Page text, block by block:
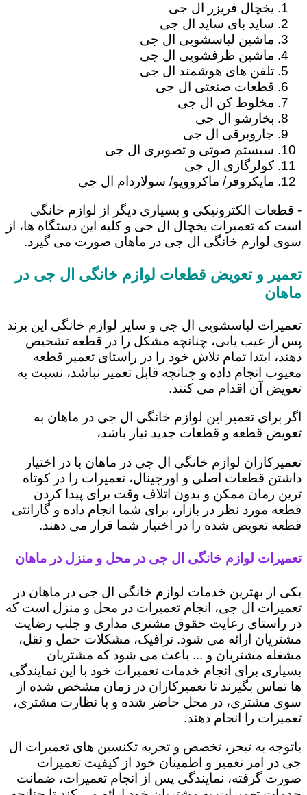
یخچال فریزر ال جی
ساید بای ساید ال جی
ماشین لباسشویی ال جی
ماشین ظرفشویی ال جی
تلفن های هوشمند ال جی
قطعات صنعتی ال جی
مخلوط کن ال جی
بخارشو ال جی
جاروبرقی ال جی
سیستم صوتی و تصویری ال جی
کولرگازی ال جی
مایکروفر/ ماکروویو/ سولاردام ال جی
- قطعات الکترونیکی و بسیاری دیگر از لوازم خانگی
است که تعمیرات یخچال ال جی و کلیه این دستگاه ها، از
سوی لوازم خانگی ال جی در ماهان صورت می گیرد.
تعمیر و تعویض قطعات لوازم خانگی ال جی در
ماهان
تعمیرات لباسشویی ال جی و سایر لوازم خانگی این برند
پس از عیب یابی، چنانچه مشکل را در قطعه تشخیص
دهند، ابتدا تمام تلاش خود را در راستای تعمیر قطعه
معیوب انجام داده و چنانچه قابل تعمیر نباشد، نسبت به
تعویض آن اقدام می کنند.
اگر برای تعمیر این لوازم خانگی ال جی در ماهان به
تعویض قطعه و قطعات جدید نیاز باشد،
تعمیرکاران لوازم خانگی ال جی در ماهان با در اختیار
داشتن قطعات اصلی و اورجینال، تعمیرات را در کوتاه
ترین زمان ممکن و بدون اتلاف وقت برای پیدا کردن
قطعه مورد نظر در بازار، برای شما انجام داده و گارانتی
قطعه تعویض شده را در اختیار شما قرار می دهند.
تعمیرات لوازم خانگی ال جی در محل و منزل در ماهان
یکی از بهترین خدمات لوازم خانگی ال جی در ماهان در
تعمیرات ال جی، انجام تعمیرات در محل و منزل است که
در راستای رعایت حقوق مشتری مداری و جلب رضایت
مشتریان ارائه می شود. ترافیک، مشکلات حمل و نقل،
مشغله مشتریان و ... باعث می شود که مشتریان
بسیاری برای انجام خدمات تعمیرات خود با این نمایندگی
ها تماس بگیرند تا تعمیرکاران در زمان مشخص شده از
سوی مشتری، در محل حاضر شده و با نظارت مشتری،
تعمیرات را انجام دهند.
باتوجه به تبحر، تخصص و تجربه تکنسین های تعمیرات ال
جی در امر تعمیر و اطمینان خود از کیفیت تعمیرات
صورت گرفته، نمایندگی پس از انجام تعمیرات، ضمانت